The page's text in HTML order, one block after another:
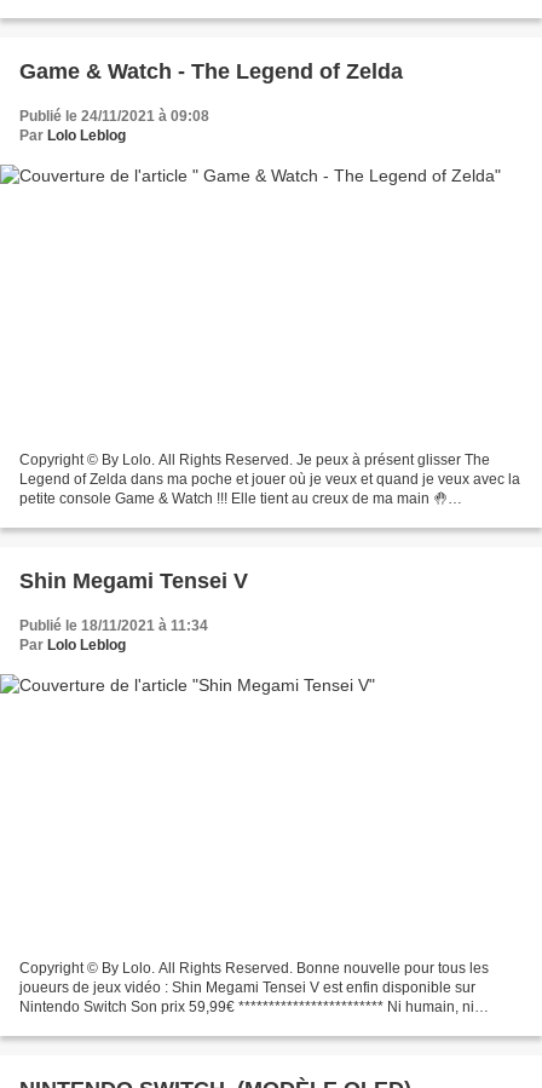
Game & Watch - The Legend of Zelda
Publié le 24/11/2021 à 09:08
Par Lolo Leblog
Copyright © By Lolo. All Rights Reserved. Je peux à présent glisser The
Legend of Zelda dans ma poche et jouer où je veux et quand je veux avec la
petite console Game & Watch !!! Elle tient au creux de ma main 🤚
Shin Megami Tensei V
Publié le 18/11/2021 à 11:34
Par Lolo Leblog
Copyright © By Lolo. All Rights Reserved. Bonne nouvelle pour tous les
joueurs de jeux vidéo : Shin Megami Tensei V est enfin disponible sur
Nintendo Switch Son prix 59,99€ ************************ Ni humain, ni